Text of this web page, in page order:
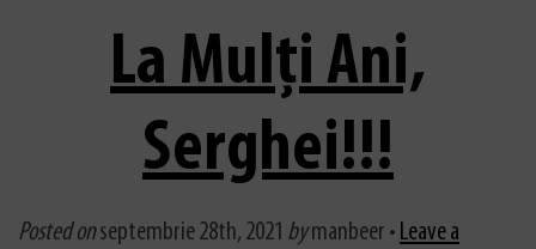
La Mulți Ani,
Serghei!!!
Posted onseptembrie 28th, 2021 bymanbeer • Leave a